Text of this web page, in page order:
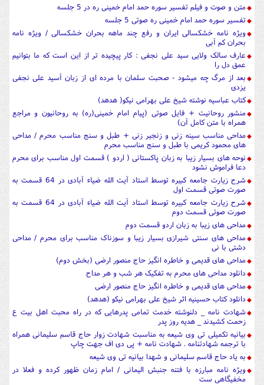
متن و صوت و فیلم تفسیر سوره حمد امام خمینی ره در 5 جلسه
تفسیر سوره حمد امام خمینی ره صوتی 5 جلسه
ویژه نامه خشکسالی ایران و رفع چند ماهه بحران خشکسالی / ویژه نامه
بحران کم آبی
عارف سالک ولایی سید علی نجفی : کار پیچیده تر از این است که ما بتوانیم
عمق دل را
بعد از مرگ چه میشود - صحبت سلمان با مرده ای از زبان آسید علی نجفی
یزدی
کتاب عباسیه نوشته شیخ علی بهرامی نیکو( هدهد)
منشور روحانیت + فایل صوتی (پیام امام خمینی(ره) به روحانیون و مراجع
همراه با متن کامل آن)
مداحی مناسب سینه زنی و زنجیر زنی + طبل و سنج مناسب محرم / مداحی
های محمود کریمی با طبل و سنج مناسب محرم
نوحه های بسیار زیبا به زبان پاکستانی ( اردو ) قسمت اول مناسب برای محرم
دعا فراموش نشود
شرح زیارت جامعه کبیره توسط استاد آیت الله ضیاء آبادی در 64 قسمت به
صورت صوتی قسمت اول
شرح زیارت جامعه کبیره توسط استاد آیت الله ضیاء آبادی در 64 قسمت به
صورت صوتی قسمت دوم
مداحی های زیبا به زبان اردو قسمت دوم
مداحی های سنتی شیرازی بسیار زیبا و سوزناک مناسب برای محرم / مداحی
دشتی با نی
مداحی های قدیمی و خاطره انگیز حاج منصور ارضی (بخش دوم)
دانلود مداحی های محرم به تفکیک هر شب و هر مداح
مداحی های قدیمی و خاطره انگیز حاج منصور ارضی
دانلود کتاب حسینیه اثر شیخ علی بهرامی نیکو (هدهد)
شهادت نامه _ دلنوشته خدمت تمامی پدرهایی که در راه محبت اهل بیت ع
زحمت کشیدند _ هدیه روز پدر
بیانیه تکمیلی تی وی شیعه به مناسبت شهادت زوار حاج قاسم سلیمانی همراه
با ترجمه شهادتنامه . شهادت نامه + پی دی اف جهت چاپ
به یاد حاج قاسم سلیمانی و شهدا بیانیه تی وی شیعه
ویژه نامه مبارزه با فتنه جنبش الیمانی / امام زمان ظهور کرده و فعلا در
مخفیگاهی ست